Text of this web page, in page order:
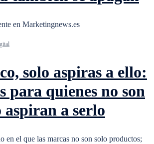
en Marketingnews.es
solo aspiras a ello:
para quienes no son
aspiran a serlo
en el que las marcas no son solo productos;